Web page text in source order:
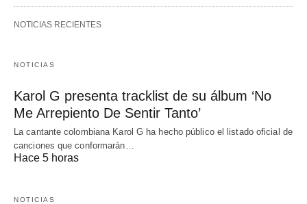
NOTICIAS RECIENTES
NOTICIAS
Karol G presenta tracklist de su álbum ‘No
Me Arrepiento De Sentir Tanto’
La cantante colombiana Karol G ha hecho público el listado oficial de
canciones que conformarán…
Hace 5 horas
NOTICIAS